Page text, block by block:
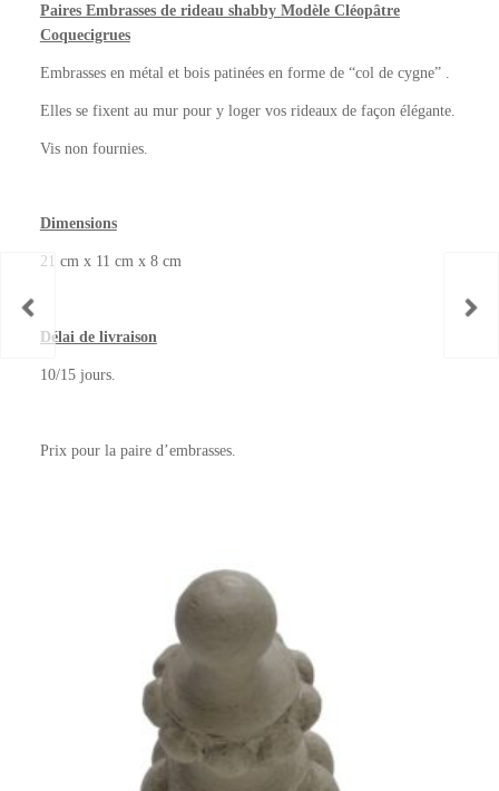
Paires Embrasses de rideau shabby Modèle Cléopâtre
Coquecigrues
Embrasses en métal et bois patinées en forme de “col de cygne” .
Elles se fixent au mur pour y loger vos rideaux de façon élégante.
Vis non fournies.
Dimensions
21 cm x 11 cm x 8 cm
Délai de livraison
10/15 jours.
Prix pour la paire d’embrasses.